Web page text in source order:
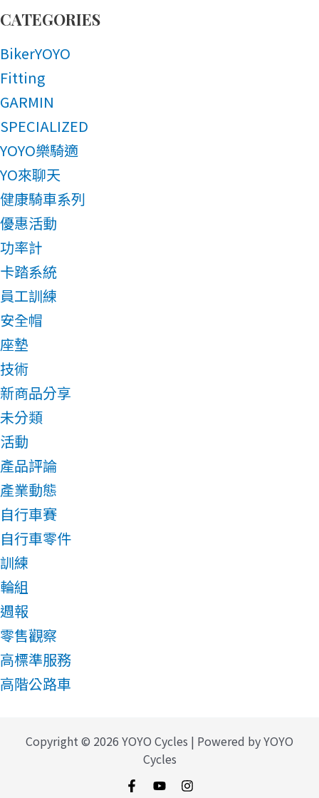
CATEGORIES
BikerYOYO
Fitting
GARMIN
SPECIALIZED
YOYO樂騎適
YO來聊天
健康騎車系列
優惠活動
功率計
卡踏系統
員工訓練
安全帽
座墊
技術
新商品分享
未分類
活動
產品評論
產業動態
自行車賽
自行車零件
訓練
輪組
週報
零售觀察
高標準服務
高階公路車
Copyright © 2026 YOYO Cycles | Powered by YOYO
Cycles